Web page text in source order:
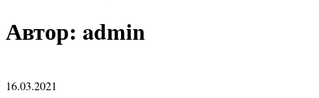
Автор: admin
16.03.2021